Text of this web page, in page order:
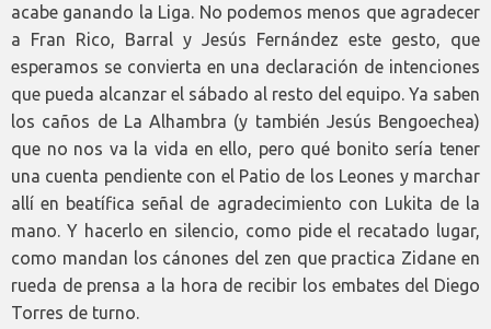
acabe ganando la Liga. No podemos menos que agradecer
a Fran Rico, Barral y Jesús Fernández este gesto, que
esperamos se convierta en una declaración de intenciones
que pueda alcanzar el sábado al resto del equipo. Ya saben
los caños de La Alhambra (y también Jesús Bengoechea)
que no nos va la vida en ello, pero qué bonito sería tener
una cuenta pendiente con el Patio de los Leones y marchar
allí en beatífica señal de agradecimiento con Lukita de la
mano. Y hacerlo en silencio, como pide el recatado lugar,
como mandan los cánones del zen que practica Zidane en
rueda de prensa a la hora de recibir los embates del Diego
Torres de turno.